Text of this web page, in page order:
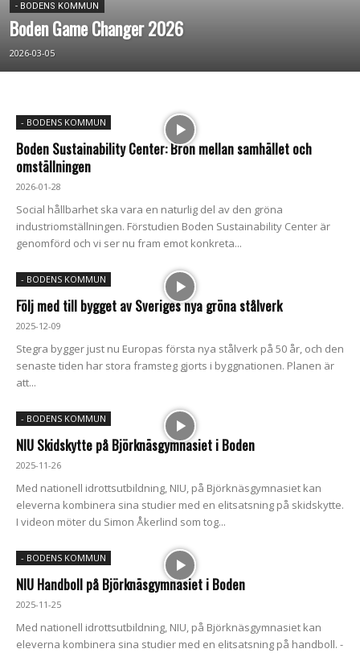
- BODENS KOMMUN
Boden Game Changer 2026
2026-03-05
- BODENS KOMMUN
Boden Sustainability Center: Bron mellan samhället och
omställningen
2026-01-28
Social hållbarhet ska vara en naturlig del av den gröna
industriomställningen. Förstudien Boden Sustainability Center är
genomförd och vi ser nu fram emot konkreta...
- BODENS KOMMUN
Följ med till bygget av Sveriges nya gröna stålverk
2025-12-09
Stegra bygger just nu Europas första nya stålverk på 50 år, och den
senaste tiden har stora framsteg gjorts i byggnationen. Planen är
att...
- BODENS KOMMUN
NIU Skidskytte på Björknäsgymnasiet i Boden
2025-11-26
Med nationell idrottsutbildning, NIU, på Björknäsgymnasiet kan
eleverna kombinera sina studier med en elitsatsning på skidskytte.
I videon möter du Simon Åkerlind som tog...
- BODENS KOMMUN
NIU Handboll på Björknäsgymnasiet i Boden
2025-11-25
Med nationell idrottsutbildning, NIU, på Björknäsgymnasiet kan
eleverna kombinera sina studier med en elitsatsning på handboll. -